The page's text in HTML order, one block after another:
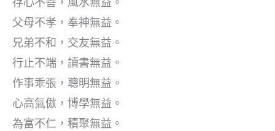
父母不孝，奉神無益。
兄弟不和，交友無益。
行止不端，讀書無益。
作事乖張，聰明無益。
心高氣傲，博學無益。
為富不仁，積聚無益。